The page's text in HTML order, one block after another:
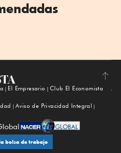
Subir
El Empresario
Club El Economista
Aviso de Privacidad Integral
bolsa de trabajo